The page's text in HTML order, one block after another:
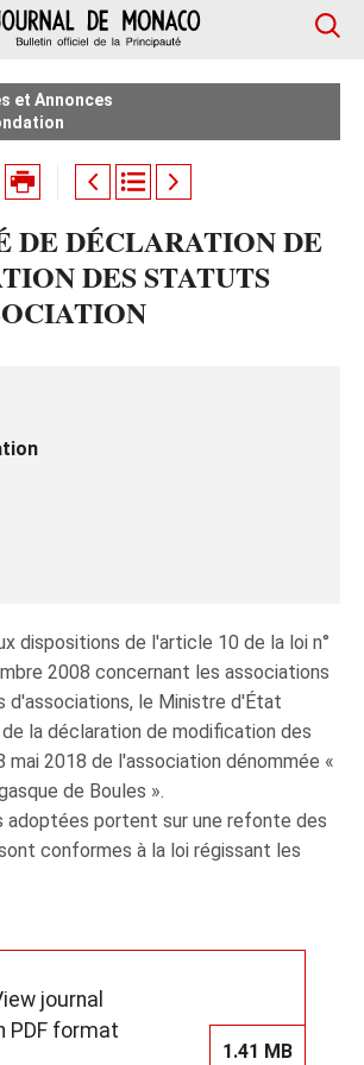
et Annonces
DE DÉCLARATION DE
DES STATUTS
dispositions de l'article 10 de la loi n°
2008 concernant les associations
d'associations, le Ministre d'État
la déclaration de modification des
2018 de l'association dénommée «
de Boules ».
adoptées portent sur une refonte des
conformes à la loi régissant les
journal
PDF format
1.41 MB